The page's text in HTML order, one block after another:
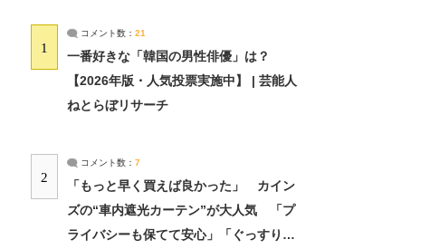
1
コメント数： 21
一番好きな「韓国の男性俳優」は？
【2026年版・人気投票実施中】 | 芸能人
ねとらぼリサーチ
2
コメント数： 7
「もっと早く買えば良かった」 カイン
ズの“車内遮光カーテン”が大人気 「プ
ライバシーも保てて安心」「ぐっすり眠